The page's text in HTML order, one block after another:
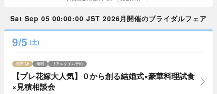
Sat Sep 05 00:00:00 JST 2026月開催のブライダルフェア
9/5 (土)
【プレ花嫁大人気】０から創る結婚式×豪華料理試食
×見積相談会
残席 無料 リアルタイム予約